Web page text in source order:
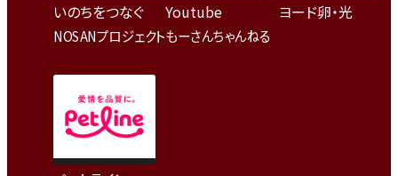
いのちをつなぐ
NOSANプロジェクト
Youtube
もーさんちゃんねる
ヨード卵・光